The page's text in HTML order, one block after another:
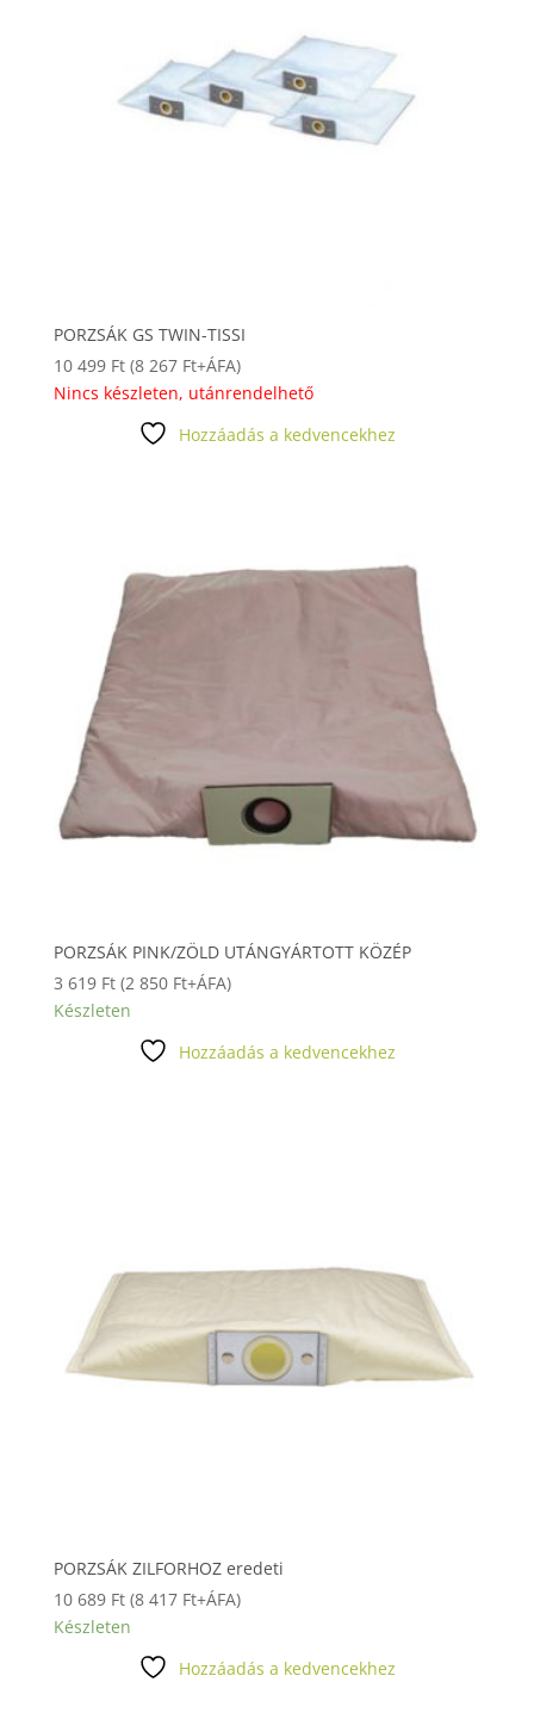
PORZSÁK GS TWIN-TISSI
10 499 Ft (8 267 Ft+ÁFA)
Nincs készleten, utánrendelhető
Hozzáadás a kedvencekhez
PORZSÁK PINK/ZÖLD UTÁNGYÁRTOTT KÖZÉP
3 619 Ft (2 850 Ft+ÁFA)
Készleten
Hozzáadás a kedvencekhez
PORZSÁK ZILFORHOZ eredeti
10 689 Ft (8 417 Ft+ÁFA)
Készleten
Hozzáadás a kedvencekhez